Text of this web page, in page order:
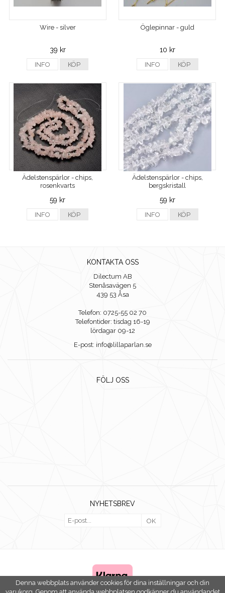
Wire - silver
39 kr
INFO KÖP
Öglepinnar - guld
10 kr
INFO KÖP
Ädelstenspärlor - chips,
rosenkvarts
59 kr
INFO KÖP
Ädelstenspärlor - chips,
bergskristall
59 kr
INFO KÖP
KONTAKTA OSS
Dilectum AB
Stenåsavägen 5
439 53 Åsa
Telefon: 0725-55 02 70
Telefontider: tisdag 16-19
lördagar 09-12
E-post: info@lillaparlan.se
FÖLJ OSS
NYHETSBREV
OK
Denna webbplats använder cookies för dina inställningar och din